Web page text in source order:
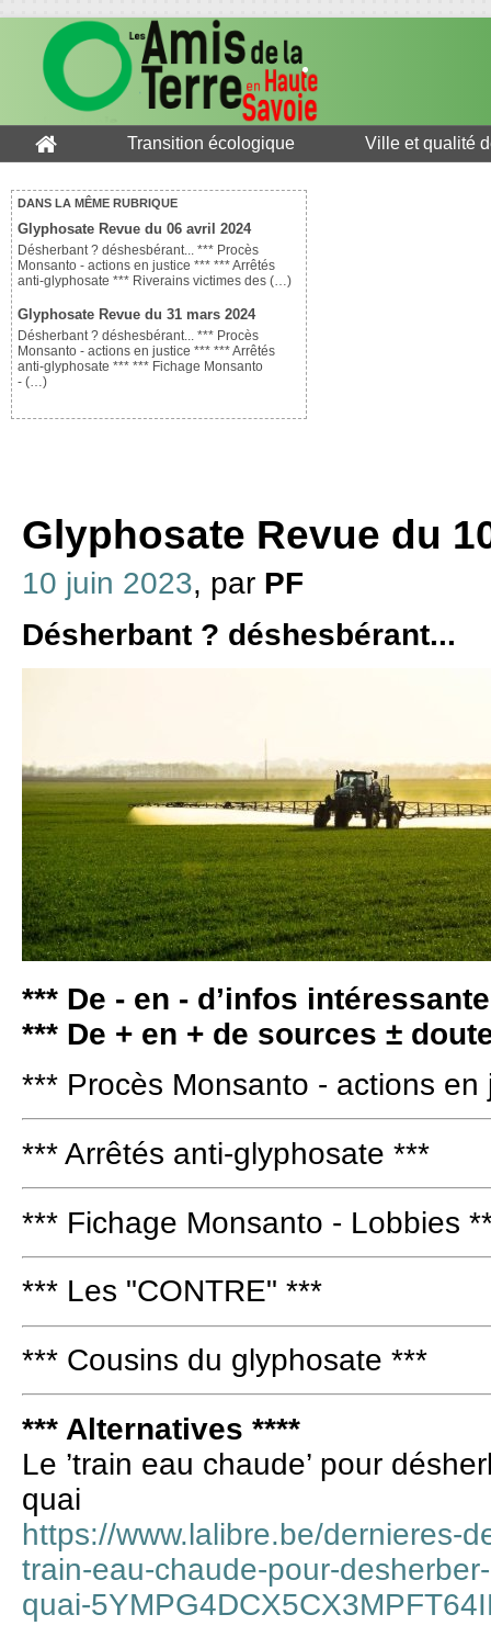
Transition écologique Ville et qualité
DANS LA MÊME RUBRIQUE
Glyphosate Revue du 06 avril 2024
Désherbant ? déshesbérant... *** Procès
Monsanto - actions en justice *** *** Arrêtés
anti-glyphosate *** Riverains victimes des (…)
Glyphosate Revue du 31 mars 2024
Désherbant ? déshesbérant... *** Procès
Monsanto - actions en justice *** *** Arrêtés
anti-glyphosate *** *** Fichage Monsanto
- (…)
Glyphosate Revue du
10 juin 2023, par PF
Désherbant ? déshesbérant...
*** De - en - d’infos
*** De + en + de sources ±
*** Procès Monsanto - actions en
*** Arrêtés anti-glyphosate ***
*** Fichage Monsanto - Lobbies
*** Les "CONTRE" ***
*** Cousins du glyphosate ***
*** Alternatives ****
Le ’train eau chaude’ pour
quai
https://www.lalibre.be/dernieres-
train-eau-chaude-pour-
quai-